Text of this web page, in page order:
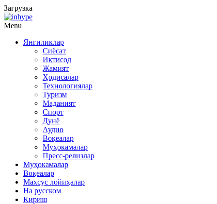
Загрузка
Menu
Янгиликлар
Сиёсат
Иқтисод
Жамият
Ҳодисалар
Технологиялар
Туризм
Маданият
Спорт
Дунё
Аудио
Воқеалар
Муҳокамалар
Пресс-релизлар
Муҳокамалар
Воқеалар
Махсус лойиҳалар
На русском
Кириш